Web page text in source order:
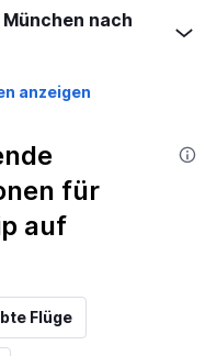
nach
anzeigen
für
auf
Flüge